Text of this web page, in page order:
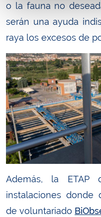
o la fauna no
serán una ayuda
raya los excesos de
Además, la
instalaciones donde
de voluntariado